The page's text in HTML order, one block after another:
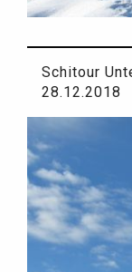
Schitour
28.12.2018